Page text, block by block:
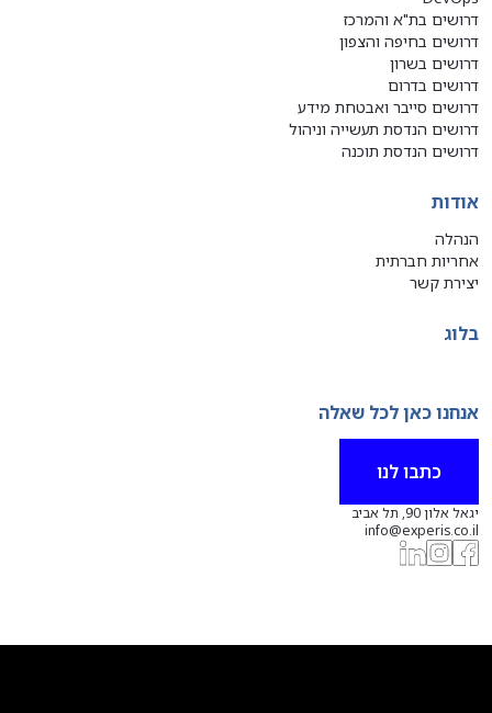
דרושים בת"א והמרכז
דרושים בחיפה והצפון
דרושים בשרון
דרושים בדרום
דרושים סייבר ואבטחת מידע
דרושים הנדסת תעשייה וניהול
דרושים הנדסת תוכנה
אודות
הנהלה
אחריות חברתית
יצירת קשר
בלוג
אנחנו כאן לכל שאלה
כתבו לנו
יגאל אלון 90, תל אביב
info@experis.co.il